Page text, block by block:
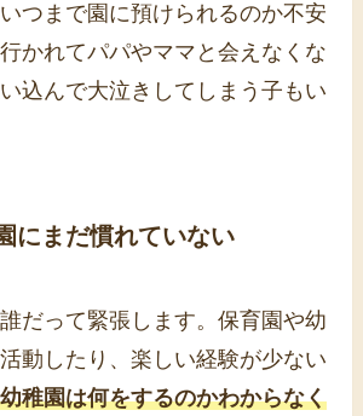
つまで園に預けられるのか不安
かれてパパやママと会えなくな
込んで大泣きしてしまう子もい
にまだ慣れていない
だって緊張します。保育園や幼
動したり、楽しい経験が少ない
稚園は何をするのかわからなく